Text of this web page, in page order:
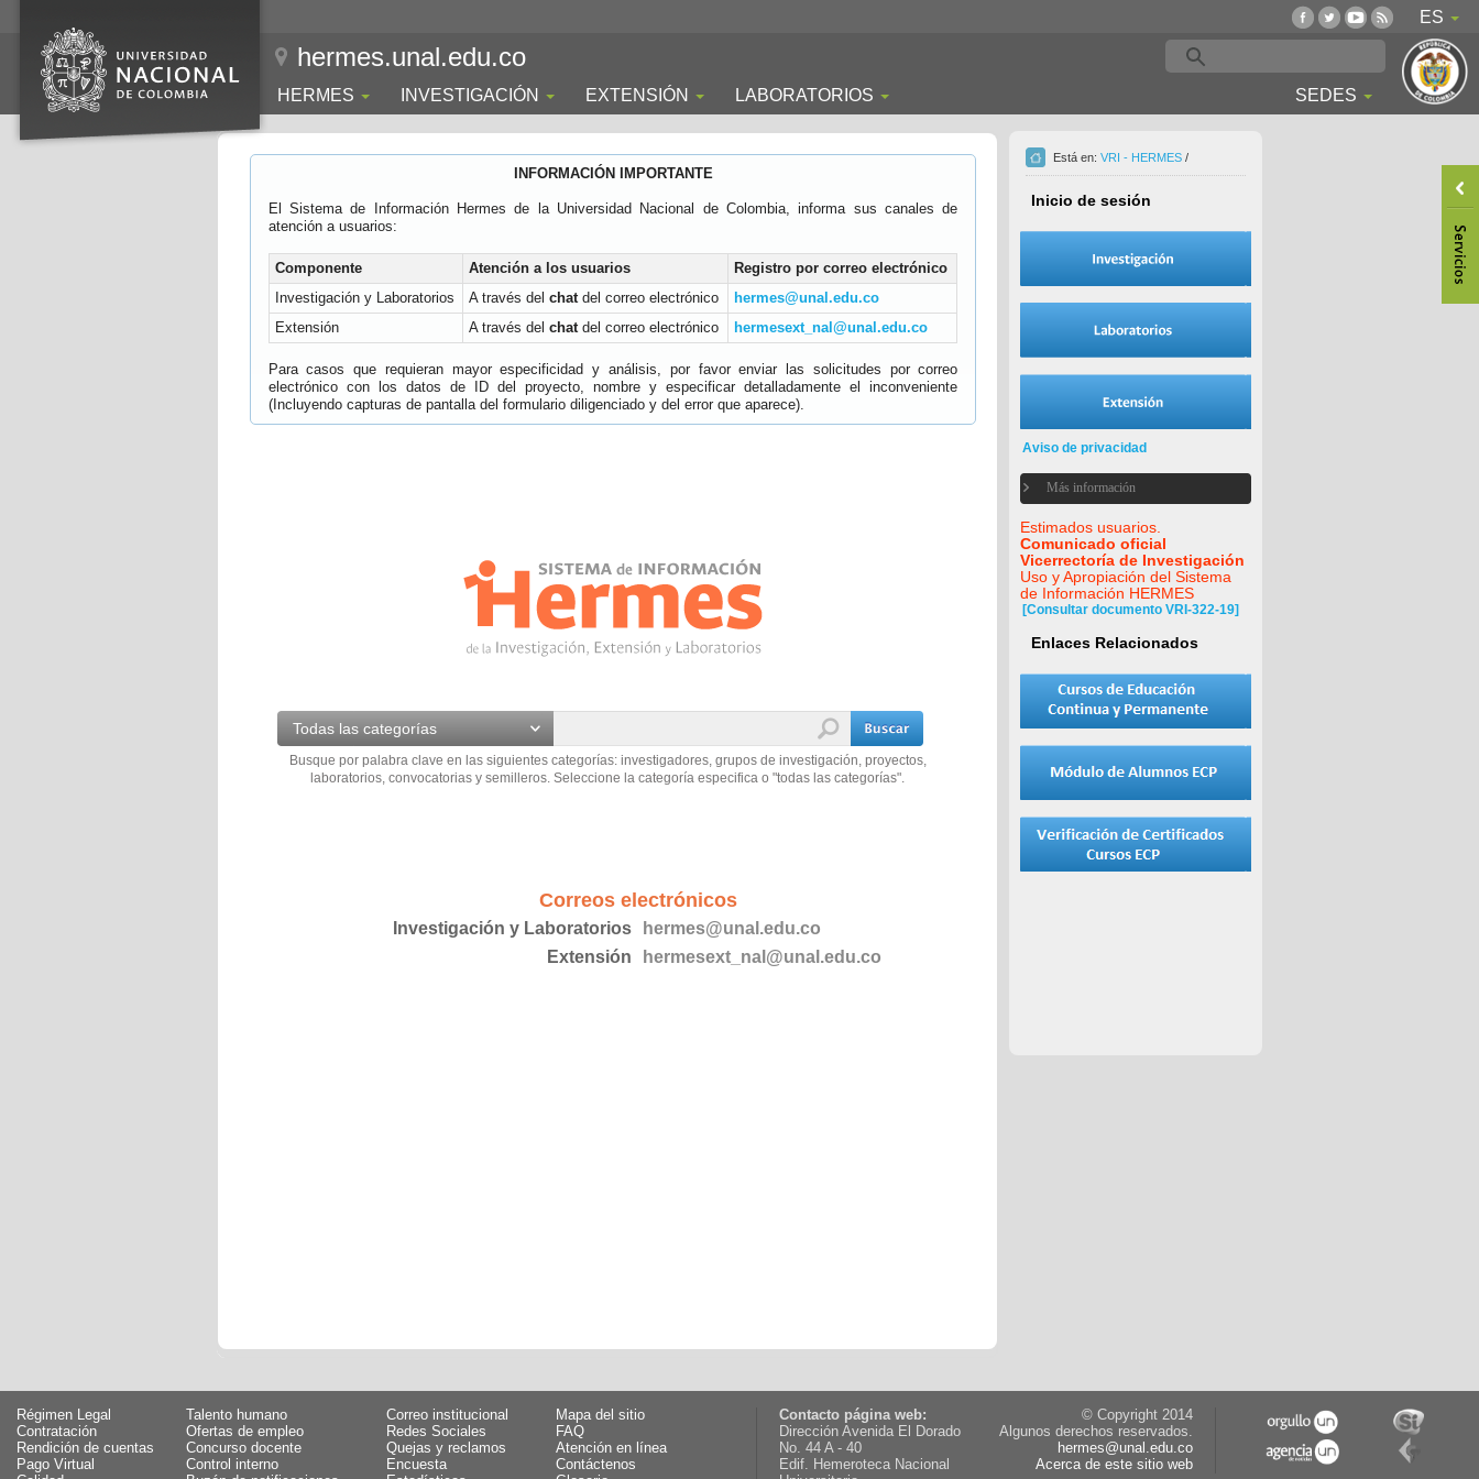
ES
hermes.unal.edu.co
HERMES INVESTIGACIÓN EXTENSIÓN LABORATORIOS SEDES
INFORMACIÓN IMPORTANTE
El Sistema de Información Hermes de la Universidad Nacional de Colombia, informa sus canales de
atención a usuarios:
Componente Atención a los usuarios
Registro por correo electrónico
Investigación y Laboratorios
A través del chatdel correo electrónico
hermes@unal.edu.co
Extensión
A través del chatdel correo electrónico hermesext_nal@unal.edu.co
Para casos que requieran mayor especificidad y análisis, por favor enviar las solicitudes por correo
electrónico con los datos de ID del proyecto, nombre y especificar detalladamente el inconveniente
(Incluyendo capturas de pantalla del formulario diligenciado y del error que aparece).
Todas las categorías
Busque por palabra clave en las siguientes categorías: investigadores, grupos de investigación, proyectos,
laboratorios, convocatorias y semilleros. Seleccione la categoría especifica o "todas las categorías".
Correos electrónicos
Investigación y Laboratorios
hermes@unal.edu.co
Extensión
hermesext_nal@unal.edu.co
Está en: VRI - HERMES /
Inicio de sesión
Aviso de privacidad
Más información
Estimados usuarios.
Comunicado oficial
Vicerrectoría de Investigación
Uso y Apropiación del Sistema
de Información HERMES
[Consultar documento VRI-322-19]
Enlaces Relacionados
Régimen Legal
Talento humano
Contratación
Ofertas de empleo
Rendición de cuentas
Concurso docente
Pago Virtual
Control interno
Correo institucional
Mapa del sitio
Redes Sociales
FAQ
Quejas y reclamos
Atención en línea
Encuesta
Contáctenos
Contacto página web:
Dirección Avenida El Dorado
No. 44 A - 40
Edif. Hemeroteca Nacional
© Copyright 2014
Algunos derechos reservados.
hermes@unal.edu.co
Acerca de este sitio web